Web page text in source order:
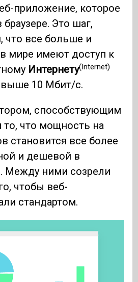
приложение, которое
браузере. Это шаг,
что все больше и
мире имеют доступ к
Интернету(Internet)
10 Мбит/с.
способствующим
то, что мощность на
становится все более
и дешевой в
Между ними созрели
чтобы веб-
стандартом.